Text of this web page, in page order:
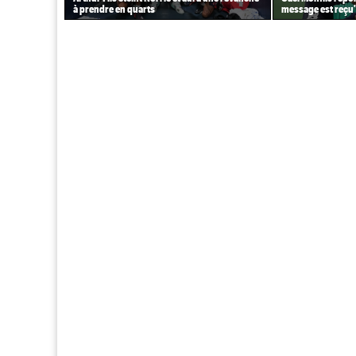
à prendre en quarts
message est